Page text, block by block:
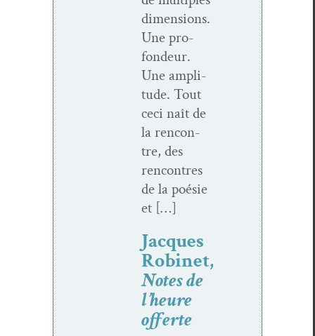
dimen­sions.
Une pro­
fondeur.
Une ampli­
tude. Tout
ceci naît de
la ren­con­
tre, des
ren­con­tres
de la poésie
et […]
Jacques
Robinet,
Notes de
l’heure
offerte